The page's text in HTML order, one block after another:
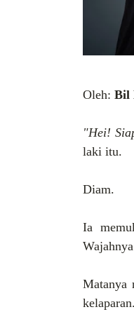
Oleh: Bil
"Hei!
laki itu.
Diam.
Ia
Matanya